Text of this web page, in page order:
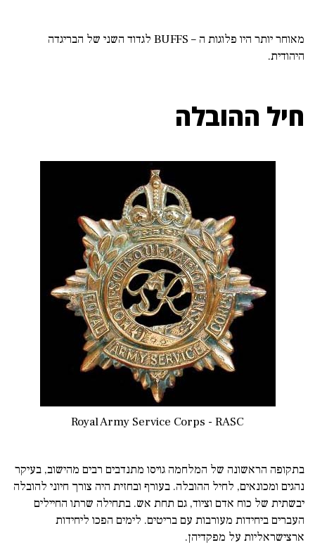
מאוחר יותר היו פלוגות ה – BUFFS לגדוד השני של הבריגדה
היהודית.
חיל ההובלה
Royal Army Service Corps - RASC
בתקופה הראשונה של המלחמה גויסו מתנדבים רבים מהישוב, בעיקר
נהגים ומכונאים, לחיל ההובלה. בעורף ובחזית היה צורך חיוני להובלה
יבשתית של כוח אדם וציוד, גם תחת אש. בתחילה שרתו החיילים
העברים ביחידות מעורבות עם בריטים. לימים הפכו ליחידות
ארצישראליות על מפקדיהן.